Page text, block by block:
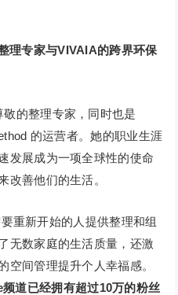
理专家与VIVAIA的跨界环保
的整理专家，同时也是
的运营者。她的职业生涯
发展成为一项全球性的使命
善他们的生活。
重新开始的人提供整理和组
无数家庭的生活质量，还激
空间管理提升个人幸福感。
道已经拥有超过10万的粉丝